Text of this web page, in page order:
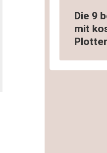
Die 9
mit